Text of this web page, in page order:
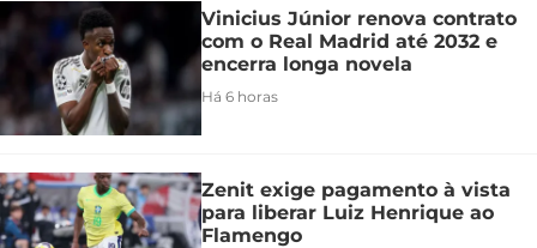
Vinicius Júnior renova contrato
com o Real Madrid até 2032 e
encerra longa novela
Há 6 horas
Zenit exige pagamento à vista
para liberar Luiz Henrique ao
Flamengo